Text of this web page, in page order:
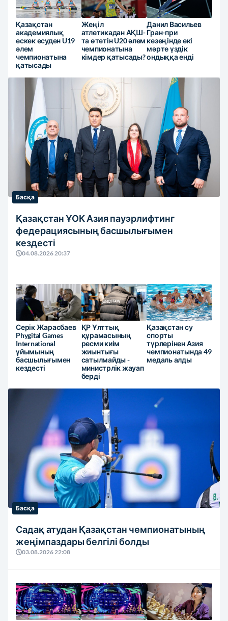
Қазақстан
академиялық
ескек есуден U19
әлем
чемпионатына
қатысады
Жеңіл
атлетикадан АҚШ-
та өтетін U20 әлем
чемпионатына
кімдер қатысады?
Данил Васильев
Гран-при
кезеңінде екі
мәрте үздік
ондыққа енді
Басқа
Қазақстан ҰОК Азия пауэрлифтинг
федерациясының басшылығымен
кездесті
04.08.2026 20:37
Серік Жарасбаев
Phygital Games
International
ұйымының
басшылығымен
кездесті
ҚР Ұлттық
құрамасының
ресми киім
жиынтығы
сатылмайды -
министрлік жауап
берді
Қазақстан су
спорты
түрлерінен Азия
чемпионатында 49
медаль алды
Басқа
Садақ атудан Қазақстан чемпионатының
жеңімпаздары белгілі болды
03.08.2026 22:08